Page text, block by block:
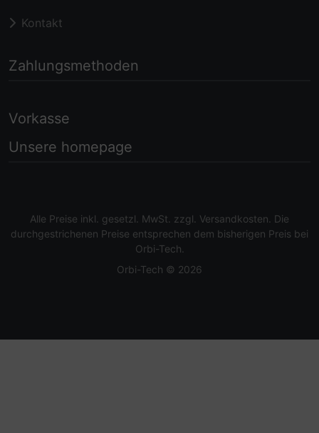
Kontakt
Zahlungsmethoden
Vorkasse
Unsere homepage
Alle Preise inkl. gesetzl. MwSt. zzgl. Versandkosten . Die
durchgestrichenen Preise entsprechen dem bisherigen Preis bei
Orbi-Tech.
Orbi-Tech © 2026